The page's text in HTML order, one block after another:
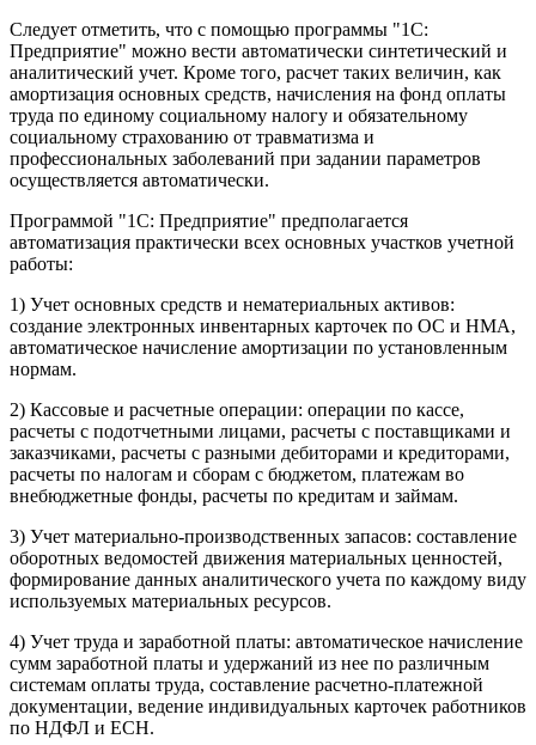
Следует отметить, что с помощью программы "1С:
Предприятие" можно вести автоматически синтетический и
аналитический учет. Кроме того, расчет таких величин, как
амортизация основных средств, начисления на фонд оплаты
труда по единому социальному налогу и обязательному
социальному страхованию от травматизма и
профессиональных заболеваний при задании параметров
осуществляется автоматически.
Программой "1С: Предприятие" предполагается
автоматизация практически всех основных участков учетной
работы:
1) Учет основных средств и нематериальных активов:
создание электронных инвентарных карточек по ОС и НМА,
автоматическое начисление амортизации по установленным
нормам.
2) Кассовые и расчетные операции: операции по кассе,
расчеты с подотчетными лицами, расчеты с поставщиками и
заказчиками, расчеты с разными дебиторами и кредиторами,
расчеты по налогам и сборам с бюджетом, платежам во
внебюджетные фонды, расчеты по кредитам и займам.
3) Учет материально-производственных запасов: составление
оборотных ведомостей движения материальных ценностей,
формирование данных аналитического учета по каждому виду
используемых материальных ресурсов.
4) Учет труда и заработной платы: автоматическое начисление
сумм заработной платы и удержаний из нее по различным
системам оплаты труда, составление расчетно-платежной
документации, ведение индивидуальных карточек работников
по НДФЛ и ЕСН.